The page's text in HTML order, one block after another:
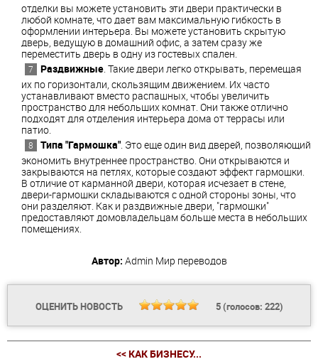
отделки вы можете установить эти двери практически в
любой комнате, что дает вам максимальную гибкость в
оформлении интерьера. Вы можете установить скрытую
дверь, ведущую в домашний офис, а затем сразу же
переместить дверь в одну из гостевых спален.
Раздвижные . Такие двери легко открывать, перемещая
их по горизонтали, скользящим движением. Их часто
устанавливают вместо распашных, чтобы увеличить
пространство для небольших комнат. Они также отлично
подходят для отделения интерьера дома от террасы или
патио.
Типа "Гармошка" . Это еще один вид дверей, позволяющий
экономить внутреннее пространство. Они открываются и
закрываются на петлях, которые создают эффект гармошки.
В отличие от карманной двери, которая исчезает в стене,
двери-гармошки складываются с одной стороны зоны, что
они разделяют. Как и раздвижные двери, "гармошки"
предоставляют домовладельцам больше места в небольших
помещениях.
Автор: Admin Мир переводов
ОЦЕНИТЬ НОВОСТЬ 5(голосов: 222)
<< КАК БИЗНЕСУ...